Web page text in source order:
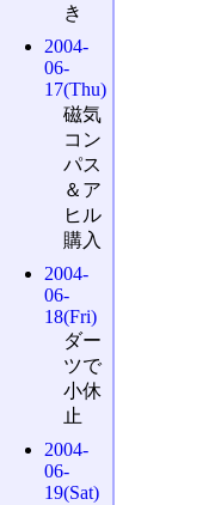
き
2004-
06-
17(Thu)
磁気
コン
パス
＆ア
ヒル
購入
2004-
06-
18(Fri)
ダー
ツで
小休
止
2004-
06-
19(Sat)